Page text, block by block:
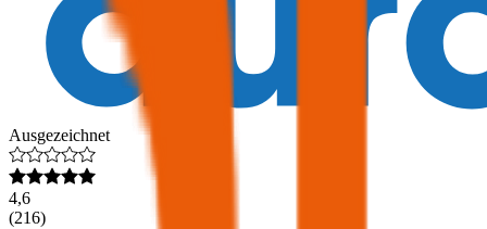
Ausgezeichnet
4,6
(216)